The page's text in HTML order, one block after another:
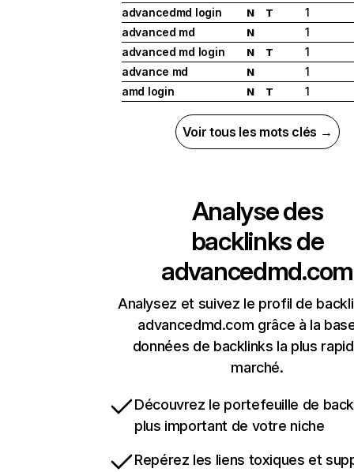
advancedmd login
N T
1
advanced md
N
1
advanced md login
N T
1
advance md
N
1
amd login
N T 1
Voir tous les mots clés →
Analyse des
backlinks de
advancedmd.com
Analysez et suivez le profil de
advancedmd.com grâce à la
données de backlinks la plus
marché.
Découvrez le portefeuille de
plus important de votre niche
Repérez les liens toxiques et